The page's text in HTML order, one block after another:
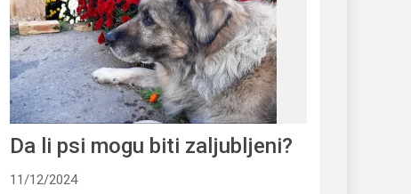
Da li psi mogu biti zaljubljeni?
11/12/2024